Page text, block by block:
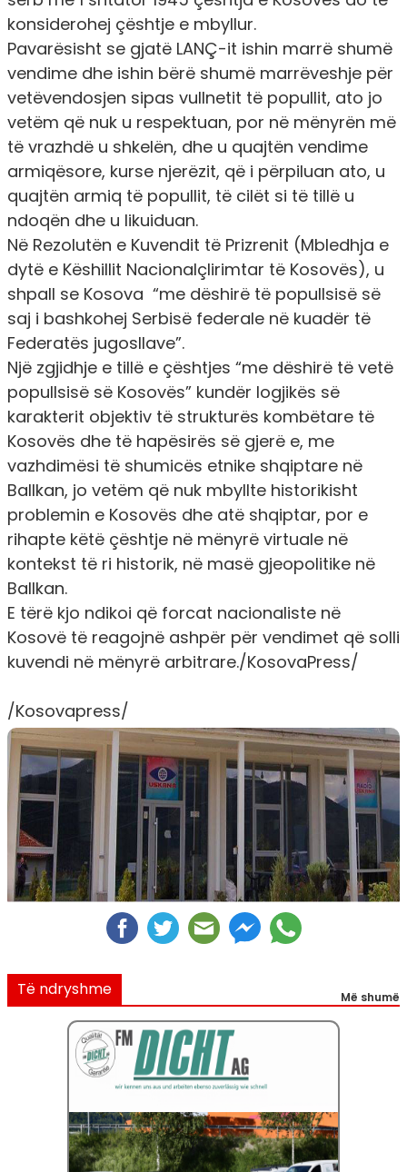
konsiderohej çështje e mbyllur.
Pavarësisht se gjatë LANÇ-it ishin marrë shumë
vendime dhe ishin bërë shumë marrëveshje për
vetëvendosjen sipas vullnetit të popullit, ato jo
vetëm që nuk u respektuan, por në mënyrën më
të vrazhdë u shkelën, dhe u quajtën vendime
armiqësore, kurse njerëzit, që i përpiluan ato, u
quajtën armiq të popullit, të cilët si të tillë u
ndoqën dhe u likuiduan.
Në Rezolutën e Kuvendit të Prizrenit (Mbledhja e
dytë e Këshillit Nacionalçlirimtar të Kosovës), u
shpall se Kosova “me dëshirë të popullsisë së
saj i bashkohej Serbisë federale në kuadër të
Federatës jugosllave”.
Një zgjidhje e tillë e çështjes “me dëshirë të vetë
popullsisë së Kosovës” kundër logjikës së
karakterit objektiv të strukturës kombëtare të
Kosovës dhe të hapësirës së gjerë e, me
vazhdimësi të shumicës etnike shqiptare në
Ballkan, jo vetëm që nuk mbyllte historikisht
problemin e Kosovës dhe atë shqiptar, por e
rihapte këtë çështje në mënyrë virtuale në
kontekst të ri historik, në masë gjeopolitike në
Ballkan.
E tërë kjo ndikoi që forcat nacionaliste në
Kosovë të reagojnë ashpër për vendimet që solli
kuvendi në mënyrë arbitrare./KosovaPress/
/Kosovapress/
Të ndryshme Më shumë